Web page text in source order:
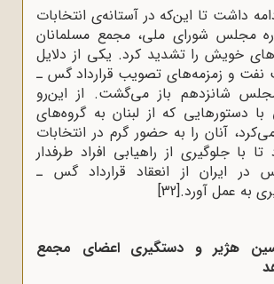
داشت تا این‌که در آستانه‌ی انتخابات
مجلس شورای ملی، مجمع مسلمانان
خویش را تشدید کرد. یکی از دلایل
نفت و زمزمه‌های تصویب قرارداد گس ـ
شانزدهم باز می‌گشت. از این‌رو
با دستورهایی که از لبنان به گروه‌های
آنان را به حضور گرم در انتخابات
با جلوگیری از راهیابی افراد طرفدار
در ایران از انعقاد قرارداد گس ـ
به عمل آورد.[32]
هژیر و دستگیری اعضای مجمع